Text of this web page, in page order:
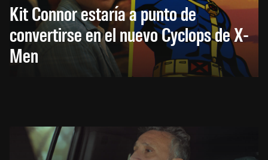
Kit Connor estaría a punto de
convertirse en el nuevo Cyclops de X-
Men